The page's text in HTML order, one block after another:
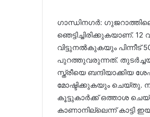
ഗാന്ധിനഗര്‍:
ഞെട്ടിച്ചിരിക്കുകയാണ്.
വിട്ടുനൽകുകയും പിന്നീട്
പുറത്തുവരുന്നത്.
സ്ത്രീയെ
മോഷ്ടിക്കുകയും ചെയ്തു.
കൂട്ടുകാര്‍ക്ക് ഒത്താശ
കാണാനില്ലെന്ന് കാട്ടി